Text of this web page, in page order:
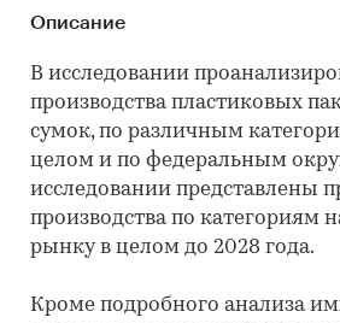
Описание
В исследовании
производства пластиковых
сумок, по различным
целом и по федеральным
исследовании представлены
производства по категориям
рынку в целом до 2028 года.
Кроме подробного анализа